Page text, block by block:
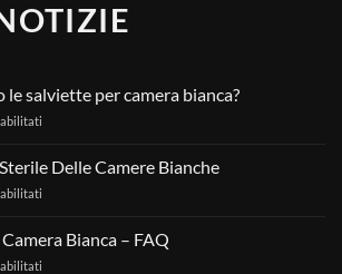
le salviette per camera bianca?
le
camera
Delle Camere Bianche
DelleBianca – FAQ